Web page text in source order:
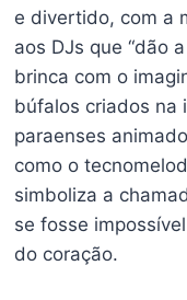
e divertido, com a
aos DJs que “dão
brinca com o
búfalos criados na
paraenses
como o
simboliza a
se fosse
do coração.